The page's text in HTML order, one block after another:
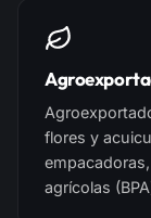
flores y
agrícolas